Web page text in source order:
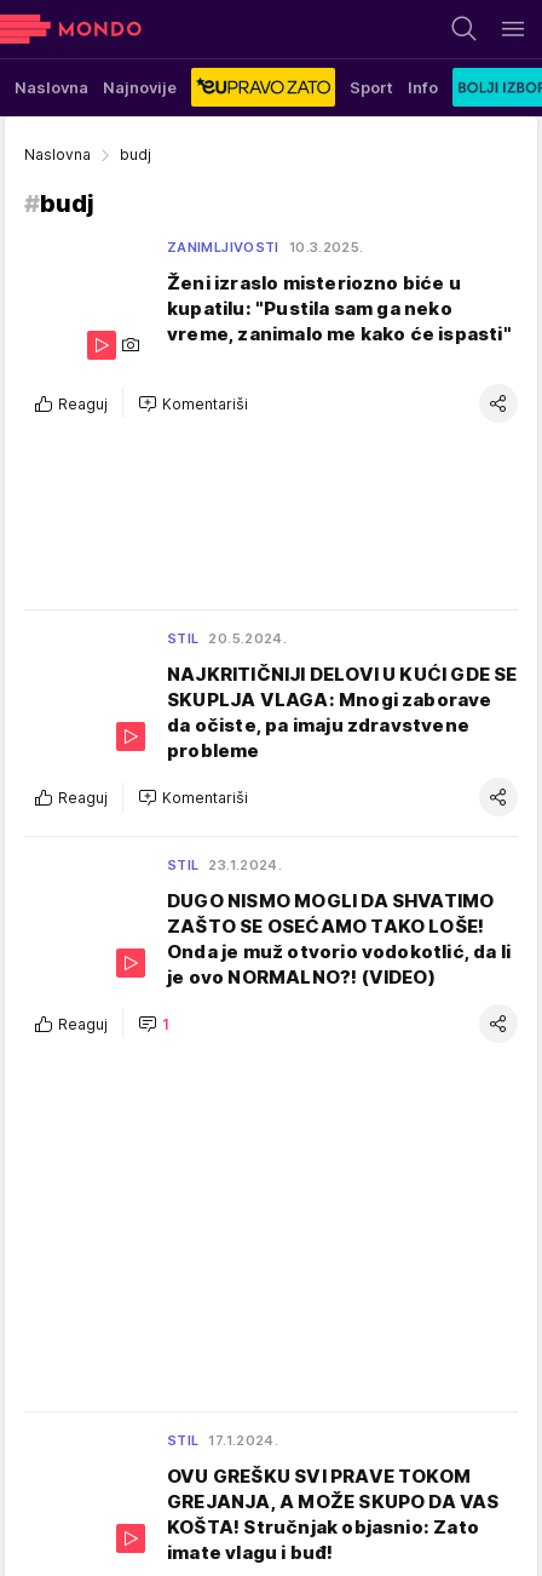
Naslovna Najnovije Sport Info
Naslovna budj
#budj
ZANIMLJIVOSTI 10.3.2025.
Ženi izraslo misteriozno biće u
kupatilu: "Pustila sam ga neko
vreme, zanimalo me kako će ispasti"
Reaguj Komentariši
STIL 20.5.2024.
NAJKRITIČNIJI DELOVI U KUĆI GDE SE
SKUPLJA VLAGA: Mnogi zaborave
da očiste, pa imaju zdravstvene
probleme
Reaguj Komentariši
STIL 23.1.2024.
DUGO NISMO MOGLI DA SHVATIMO
ZAŠTO SE OSEĆAMO TAKO LOŠE!
Onda je muž otvorio vodokotlić, da li
je ovo NORMALNO?! (VIDEO)
Reaguj 1
STIL 17.1.2024.
OVU GREŠKU SVI PRAVE TOKOM
GREJANJA, A MOŽE SKUPO DA VAS
KOŠTA! Stručnjak objasnio: Zato
imate vlagu i buđ!